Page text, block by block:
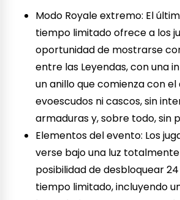
Modo Royale extremo: El
tiempo limitado ofrece a los
oportunidad de mostrarse
entre las Leyendas, con una
un anillo que comienza con el
evoescudos ni cascos, sin
armaduras y, sobre todo, sin
Elementos del evento: Los
verse bajo una luz
posibilidad de desbloquear
tiempo limitado, incluyendo